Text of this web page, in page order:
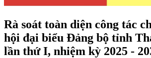
Rà soát toàn diện công tác
hội đại biểu Đảng bộ tỉnh
lần thứ I, nhiệm kỳ 2025 -